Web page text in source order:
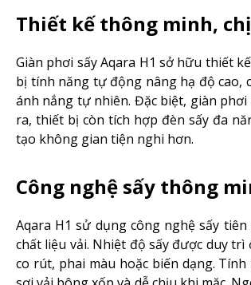
Thiết kế thông minh,
Giàn phơi sấy Aqara H1 sở hữu thiết
bị tính năng tự động nâng hạ độ cao,
ánh nắng tự nhiên. Đặc biệt, giàn
ra, thiết bị còn tích hợp đèn sấy đa
tạo không gian tiện nghi hơn.
Công nghệ sấy thông
Aqara H1 sử dụng công nghệ sấy
chất liệu vải. Nhiệt độ sấy được duy
co rút, phai màu hoặc biến dạng.